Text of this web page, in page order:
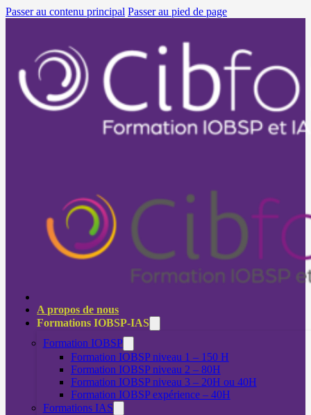
Passer au contenu principal Passer au pied de page
A propos de nous
Formations IOBSP-IAS
Formation IOBSP
Formation IOBSP niveau 1 – 150 H
Formation IOBSP niveau 2 – 80H
Formation IOBSP niveau 3 – 20H ou 40H
Formation IOBSP expérience – 40H
Formations IAS